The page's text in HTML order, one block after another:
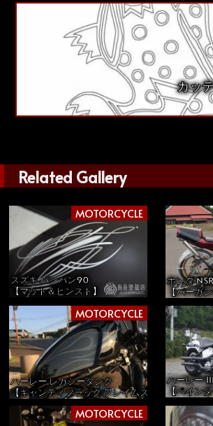
カッ
Related Gallery
MOTORCYCLE
スズキ バンバン90
【マット＆ピンスト】
ホンダ
【バーガ
MOTORCYCLE
ハーレー レガシータンク
【キャンディブラック フレイムス】
ハーレー
【ペイン
MOTORCYCLE